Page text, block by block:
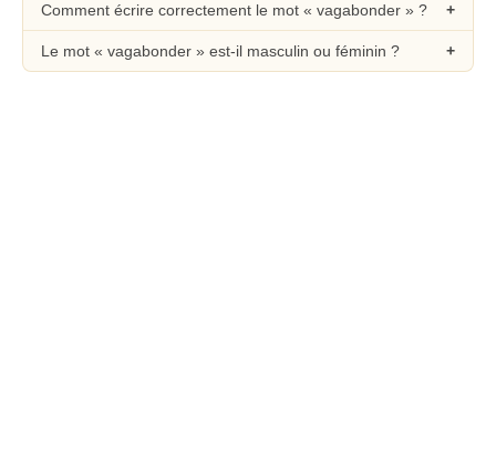
Comment écrire correctement le mot « vagabonder » ?
Le mot « vagabonder » est-il masculin ou féminin ?